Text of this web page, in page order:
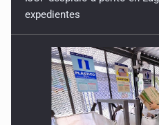
expedientes